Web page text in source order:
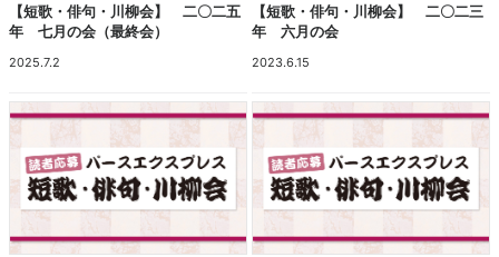
【短歌・俳句・川柳会】 二〇二五
年 七月の会（最終会）
2025.7.2
【短歌・俳句・川柳会】 二〇二三
年 六月の会
2023.6.15